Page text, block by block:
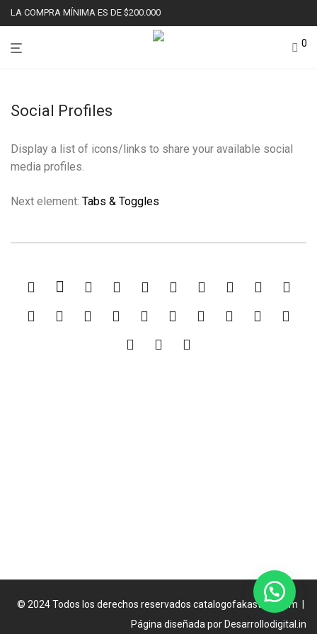
LA COMPRA MÍNIMA ES DE $200.000
0
Social Profiles
Display a list of icons/links to share your available social
media profiles.
Next element: Tabs & Toggles
© 2024 Todos los derechos reservados catalogofakastore.com
Página diseñada por Desarrollodigital.in